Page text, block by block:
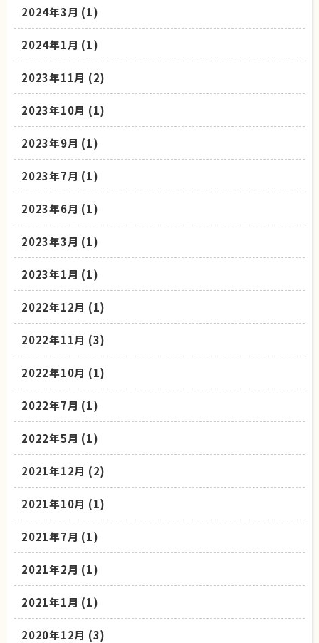
2024年3月 (1)
2024年1月 (1)
2023年11月 (2)
2023年10月 (1)
2023年9月 (1)
2023年7月 (1)
2023年6月 (1)
2023年3月 (1)
2023年1月 (1)
2022年12月 (1)
2022年11月 (3)
2022年10月 (1)
2022年7月 (1)
2022年5月 (1)
2021年12月 (2)
2021年10月 (1)
2021年7月 (1)
2021年2月 (1)
2021年1月 (1)
2020年12月 (3)